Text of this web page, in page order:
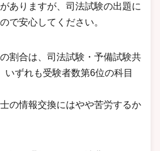
ありますが、司法試験の出題に
で安心してください。
割合は、司法試験・予備試験共
いずれも受験者数第6位の科目
の情報交換にはやや苦労するか